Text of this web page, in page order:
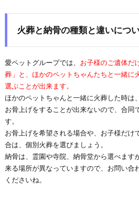
火葬と納骨の種類と違いにつ
愛ペットグループでは、 お子様のご遺体だ
葬」と、ほかのペットちゃんたちと一緒に
選ぶことが出来ます。
ほかのペットちゃんと一緒に火葬した時は
お骨上げをすることが出来ないので、合同
す。
お骨上げを希望される場合や、お子様だけ
合は、個別火葬を選びましょう。
納骨は、霊園や寺院、納骨堂から選べます
来る場所が異なっていますので、お問い合
くださいね。